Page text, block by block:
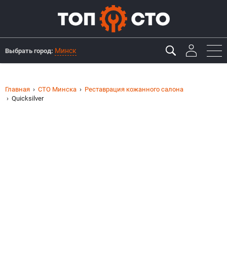
Выбрать город: Минск
Главная СТО Минска
Реставрация кожанного салона
Quicksilver